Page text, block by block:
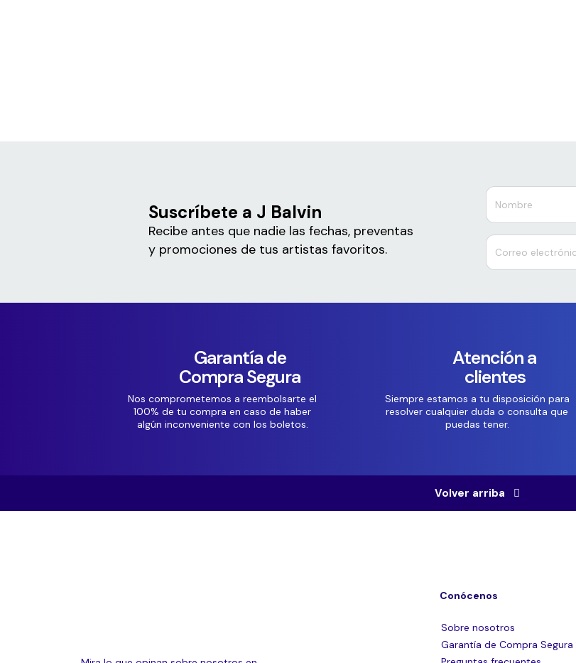
Suscríbete a J Balvin
Recibe antes que nadie las fechas, preventas
y promociones de tus artistas favoritos.
Garantía de
Compra Segura
Nos comprometemos a reembolsarte el
100% de tu compra en caso de haber
algún inconveniente con los boletos.
Atención a
clientes
Siempre estamos a tu disposición para
resolver cualquier duda o consulta que
puedas tener.
Volver arriba
Conócenos
Sobre nosotros
Garantía de Compra Segura